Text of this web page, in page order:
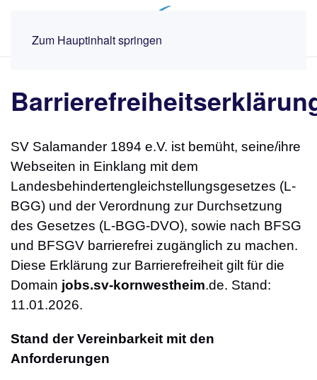
Zum Hauptinhalt springen
SV Salamander 1894 e.V. ist bemüht, seine/ihre
Webseiten in Einklang mit dem
Landesbehindertengleichstellungsgesetzes (L-
BGG) und der Verordnung zur Durchsetzung
des Gesetzes (L-BGG-DVO), sowie nach BFSG
und BFSGV barrierefrei zugänglich zu machen.
Diese Erklärung zur Barrierefreiheit gilt für die
Domain jobs.sv-kornwestheim.de. Stand:
11.01.2026.
Stand der Vereinbarkeit mit den
Anforderungen